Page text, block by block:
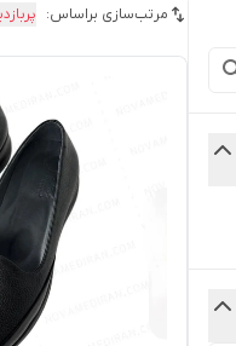
مرتب‌سازی براساس: